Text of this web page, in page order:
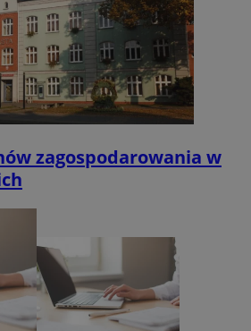
zagospodarowania w